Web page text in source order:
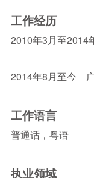
工作经历
2010年3月至
2014年8月至
工作语言
普通话，粤语
执业领域